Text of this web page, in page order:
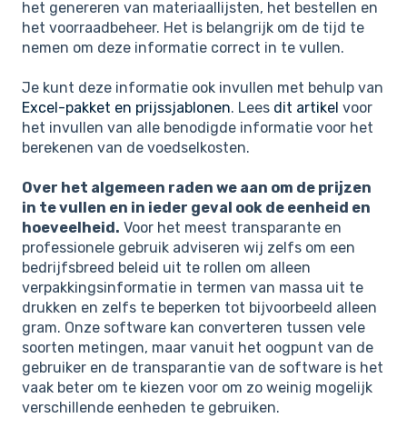
het genereren van materiaallijsten, het bestellen en
het voorraadbeheer. Het is belangrijk om de tijd te
nemen om deze informatie correct in te vullen.
Je kunt deze informatie ook invullen met behulp van
Excel-pakket en prijssjablonen. Lees dit artikel voor
het invullen van alle benodigde informatie voor het
berekenen van de voedselkosten.
Over het algemeen raden we aan om de prijzen
in te vullen en in ieder geval ook de eenheid en
hoeveelheid. Voor het meest transparante en
professionele gebruik adviseren wij zelfs om een
bedrijfsbreed beleid uit te rollen om alleen
verpakkingsinformatie in termen van massa uit te
drukken en zelfs te beperken tot bijvoorbeeld alleen
gram. Onze software kan converteren tussen vele
soorten metingen, maar vanuit het oogpunt van de
gebruiker en de transparantie van de software is het
vaak beter om te kiezen voor om zo weinig mogelijk
verschillende eenheden te gebruiken.